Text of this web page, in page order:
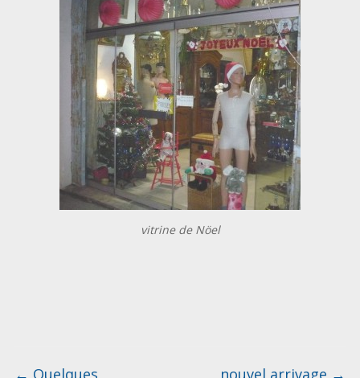
vitrine de Nöel
← Quelques
nouvel arrivage →